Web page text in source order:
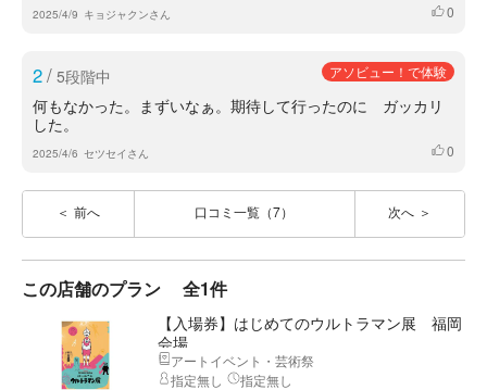
2025/4/9 キョジャクンさん いいね
0
2/ 5段階中 アソビュー！で体験
何もなかった。まずいなぁ。期待して行ったのに ガッカリ
した。
2025/4/6 セツセイさん いいね
0
前へ 口コミ一覧（7） 次へ
この店舗のプラン 全1件
【入場券】はじめてのウルトラマン展 福岡
会場
アートイベント・芸術祭
指定無し
指定無し